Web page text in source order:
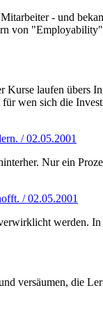
- und
von
laufen übers
wen sich die
/ 02.05.2001
Nur ein
/ 02.05.2001
werden.
versäumen, die